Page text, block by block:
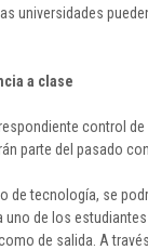
universidades
a clase
control
parte del pasado
de tecnología, se
de los
de salida. A